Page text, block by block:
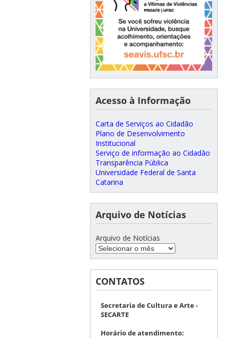
Acesso à Informação
Carta de Serviços ao Cidadão
Plano de Desenvolvimento
Institucional
Serviço de informação ao Cidadão
Transparência Pública
Universidade Federal de Santa
Catarina
Arquivo de Notícias
Arquivo de Notícias
CONTATOS
Secretaria de Cultura e Arte -
SECARTE
Horário de atendimento: